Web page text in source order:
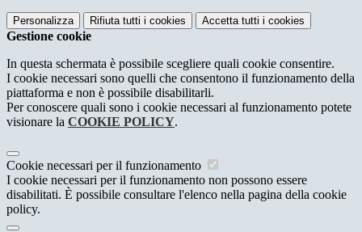
Personalizza Rifiuta tutti i cookies Accetta tutti i cookies
Gestione cookie
In questa schermata è possibile scegliere quali cookie consentire.
I cookie necessari sono quelli che consentono il funzionamento della
piattaforma e non è possibile disabilitarli.
Per conoscere quali sono i cookie necessari al funzionamento potete
visionare la COOKIE POLICY.
Cookie necessari per il funzionamento
I cookie necessari per il funzionamento non possono essere
disabilitati. È possibile consultare l'elenco nella pagina della cookie
policy.